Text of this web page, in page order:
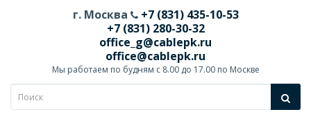
г. Москва
+7 (831) 435-10-53
+7 (831) 280-30-32
office_g@cablepk.ru
office@cablepk.ru
Мы работаем по будням с 8.00 до 17.00 по Москве